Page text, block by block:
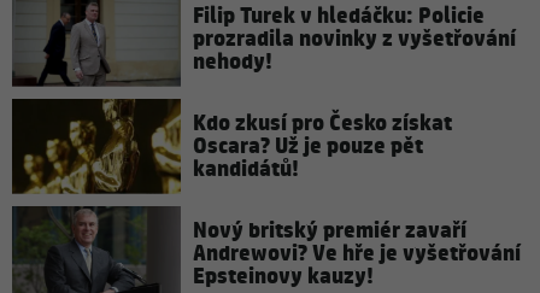
Filip Turek v hledáčku: Policie
prozradila novinky z vyšetřování
nehody!
Kdo zkusí pro Česko získat
Oscara? Už je pouze pět
kandidátů!
Nový britský premiér zavaří
Andrewovi? Ve hře je vyšetřování
Epsteinovy kauzy!